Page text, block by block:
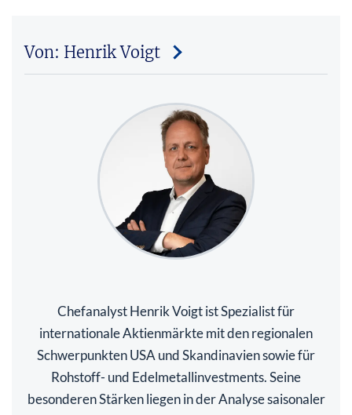
Von: Henrik Voigt
Chefanalyst Henrik Voigt ist Spezialist für
internationale Aktienmärkte mit den regionalen
Schwerpunkten USA und Skandinavien sowie für
Rohstoff- und Edelmetallinvestments. Seine
besonderen Stärken liegen in der Analyse saisonaler